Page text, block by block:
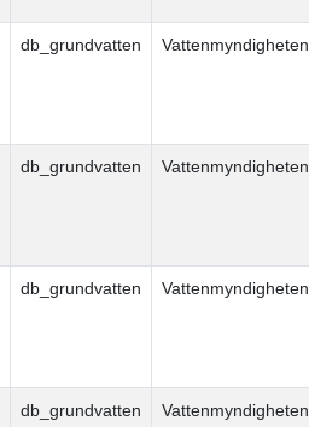
db_grundvatten Vattenmyndigheten
db_grundvatten Vattenmyndigheten
db_grundvatten Vattenmyndigheten
db_grundvatten Vattenmyndigheten